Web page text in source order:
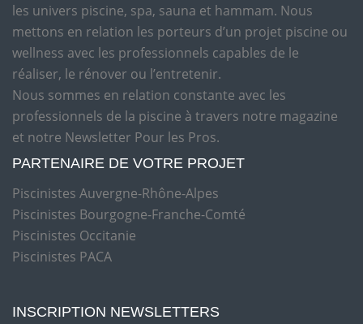
les univers piscine, spa, sauna et hammam. Nous
mettons en relation les porteurs d’un projet piscine ou
wellness avec les professionnels capables de le
réaliser, le rénover ou l’entretenir.
Nous sommes en relation constante avec les
professionnels de la piscine à travers notre magazine
et notre Newsletter Pour les Pros.
PARTENAIRE DE VOTRE PROJET
Piscinistes Auvergne-Rhône-Alpes
Piscinistes Bourgogne-Franche-Comté
Piscinistes Occitanie
Piscinistes PACA
INSCRIPTION NEWSLETTERS